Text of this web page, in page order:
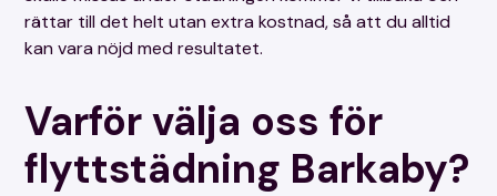
Om det finns befintliga skador, såsom fönster
som inte går att öppna eller trasiga vitvaror,
vänligen meddela oss detta innan vi påbörjar
Vänligen informera oss om det finns ytor som
är grovt nedsmutsade, så att vi kan bedöma
om dessa kräver extra arbetstid för
rättar till det helt utan extra kostnad, så att du alltid
kan vara nöjd med resultatet.
Varför välja oss för
flyttstädning Barkaby?